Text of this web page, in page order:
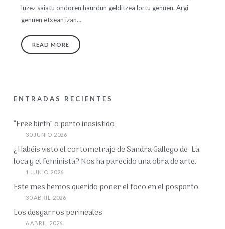
luzez saiatu ondoren haurdun gelditzea lortu genuen. Argi
genuen etxean izan…
READ MORE
ENTRADAS RECIENTES
“Free birth” o parto inasistido
30 JUNIO 2026
¿Habéis visto el cortometraje de Sandra Gallego de La
loca y el feminista? Nos ha parecido una obra de arte.
1 JUNIO 2026
Este mes hemos querido poner el foco en el posparto.
30 ABRIL 2026
Los desgarros perineales
6 ABRIL 2026